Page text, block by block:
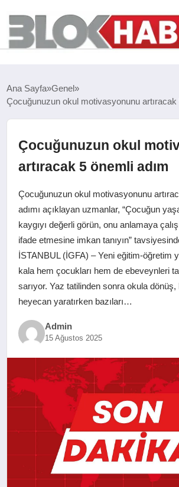
SIYASET
ÇEVRE
SPOR
EKONOMI
SAĞLIK
SANAT
Ana Sayfa Genel
Çocuğunuzun okul motivasyonunu artıracak
Çocuğunuzun okul
artıracak 5 önemli adım
Çocuğunuzun okul motivasyonunu
adımı açıklayan uzmanlar, “Çocuğun
kaygıyı değerli görün, onu anlamaya
ifade etmesine imkan tanıyın”
İSTANBUL (İGFA) – Yeni eğitim-öğretim
kala hem çocukları hem de ebeveynleri
sarıyor. Yaz tatilinden sonra okula dönüş,
heyecan yaratırken bazıları…
Admin
15 Ağustos 2025